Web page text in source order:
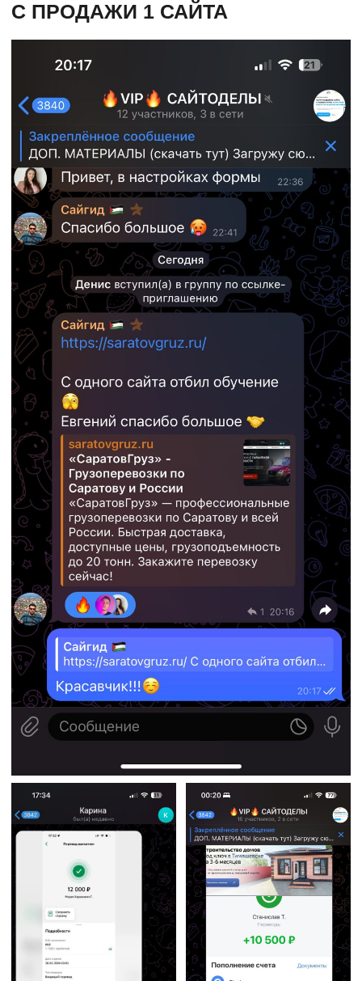
НА ОБУЧЕНИИ
Евгений Кот
Дизайн | Маркетинг Наверх ↑
© Copyright. Все права защищены |
конфиденциальности|Оферта на разработку
Оферта на обучение
ПОДПИСАТЬСЯ
НА TELEGRAM КАНАЛ
ЗАПИСАТЬСЯ НА ОБУЧЕНИЕ
ПОЛУЧИТЬ 3 УРОКА
БЕСПЛАТНО В TG